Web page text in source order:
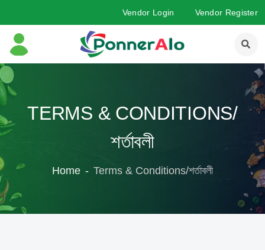
Vendor Login Vendor Register
TERMS & CONDITIONS/
শর্তাবলী
Home Terms & Conditions/শর্তাবলী